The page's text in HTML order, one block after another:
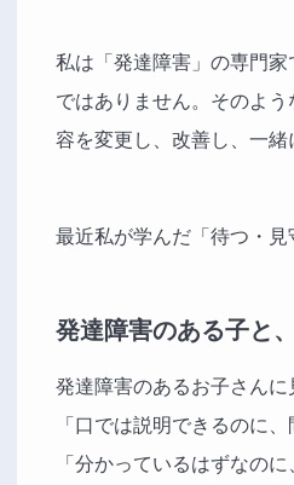
私は「発達障害」の専門
ではありません。そのよ
容を変更し、改善し、一緒
最近私が学んだ「待つ・
発達障害のある子と
発達障害のあるお子さんに
「口では説明できるのに
「分かっているはずなの